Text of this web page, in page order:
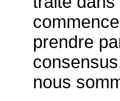
prendre
nous